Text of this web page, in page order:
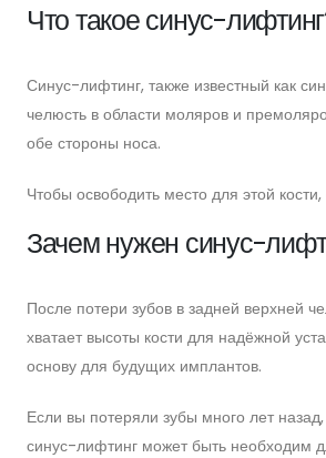
Что такое синус-
Синус-лифтинг, также известный как
челюсть в области моляров и
обе стороны носа.
Чтобы освободить место для этой
Зачем нужен синус-
После потери зубов в задней верхней
хватает высоты кости для надёжной
основу для будущих имплантов.
Если вы потеряли зубы много лет
синус-лифтинг может быть необходим